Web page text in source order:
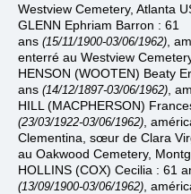
Westview Cemetery, Atlanta
GLENN Ephriam Barron : 61
ans (15/11/1900-03/06/1962) ,
enterré au Westview
HENSON (WOOTEN) Beaty
ans (14/12/1897-03/06/1962) ,
HILL (MACPHERSON)
(23/03/1922-03/06/1962) ,
Clementina, sœur de Clara
au Oakwood Cemetery,
HOLLINS (COX) Cecilia : 61
(13/09/1900-03/06/1962) ,